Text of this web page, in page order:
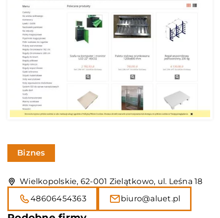
Biznes
Wielkopolskie, 62-001 Zielątkowo, ul. Leśna 18
48606454363
biuro@aluet.pl